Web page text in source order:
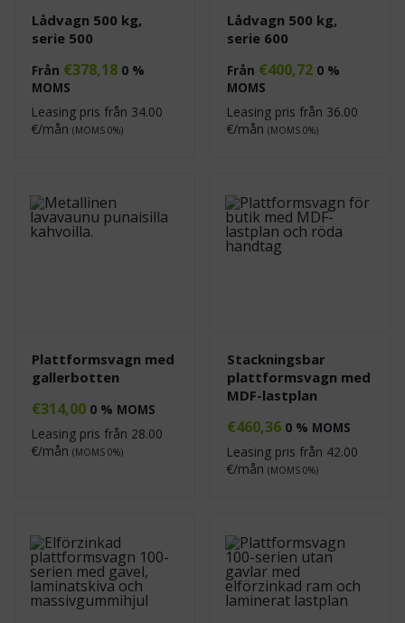
Lådvagn 500 kg,
serie 500
Från €378,18 0 %
MOMS
Leasing pris från 34.00
€/mån (MOMS 0%)
Lådvagn 500 kg,
serie 600
Från €400,72 0 %
MOMS
Leasing pris från 36.00
€/mån (MOMS 0%)
Plattformsvagn med
gallerbotten
€314,00 0 % MOMS
Leasing pris från 28.00
€/mån (MOMS 0%)
Stackningsbar
plattformsvagn med
MDF-lastplan
€460,36 0 % MOMS
Leasing pris från 42.00
€/mån (MOMS 0%)